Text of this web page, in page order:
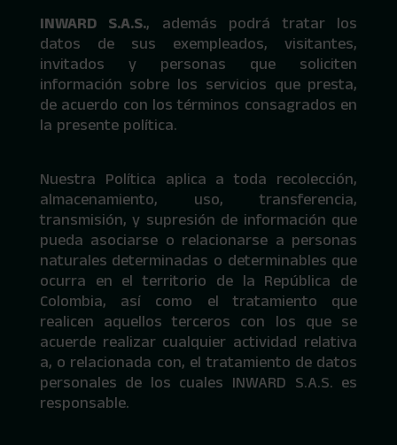
INWARD S.A.S., además podrá tratar los
datos de sus exempleados, visitantes,
invitados y personas que soliciten
información sobre los servicios que presta,
de acuerdo con los términos consagrados en
la presente política.
Nuestra Política aplica a toda recolección,
almacenamiento, uso, transferencia,
transmisión, y supresión de información que
pueda asociarse o relacionarse a personas
naturales determinadas o determinables que
ocurra en el territorio de la República de
Colombia, así como el tratamiento que
realicen aquellos terceros con los que se
acuerde realizar cualquier actividad relativa
a, o relacionada con, el tratamiento de datos
personales de los cuales INWARD S.A.S. es
responsable.